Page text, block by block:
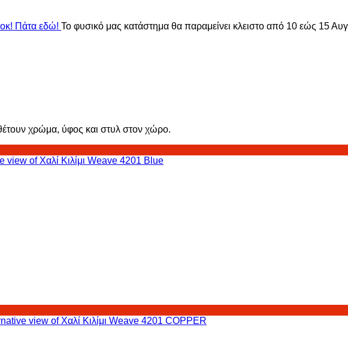
Πάτα εδώ! Το φυσικό μας κατάστημα θα παραμείνει κλειστο από 10 εώς 15
χρώμα, ύφος και στυλ στον χώρο.